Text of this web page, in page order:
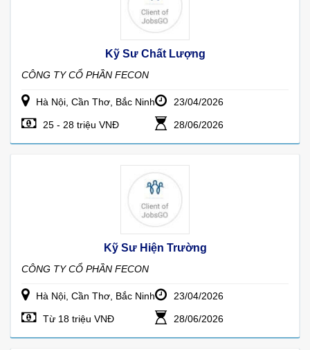
Kỹ Sư Chất Lượng
CÔNG TY CỔ PHẦN FECON
Hà Nội, Cần Thơ, Bắc Ninh 23/04/2026
25 - 28 triệu VNĐ 28/06/2026
Kỹ Sư Hiện Trường
CÔNG TY CỔ PHẦN FECON
Hà Nội, Cần Thơ, Bắc Ninh 23/04/2026
Từ 18 triệu VNĐ 28/06/2026